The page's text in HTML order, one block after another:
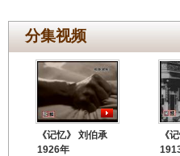
分集视频
《记忆》 刘伯承
1926年
《